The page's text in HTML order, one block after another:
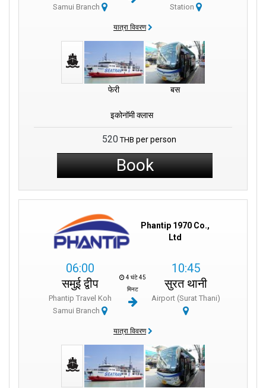
Samui Branch
Station
यात्रा विवरण
फेरी बस
इकोनॉमी क्लास
520 THB per person
Book
Phantip 1970 Co.,
Ltd
06:00
समुई द्वीप
Phantip Travel Koh
Samui Branch
4 घंटे 45
मिनट
10:45
सुरत थानी
Airport (Surat Thani)
यात्रा विवरण